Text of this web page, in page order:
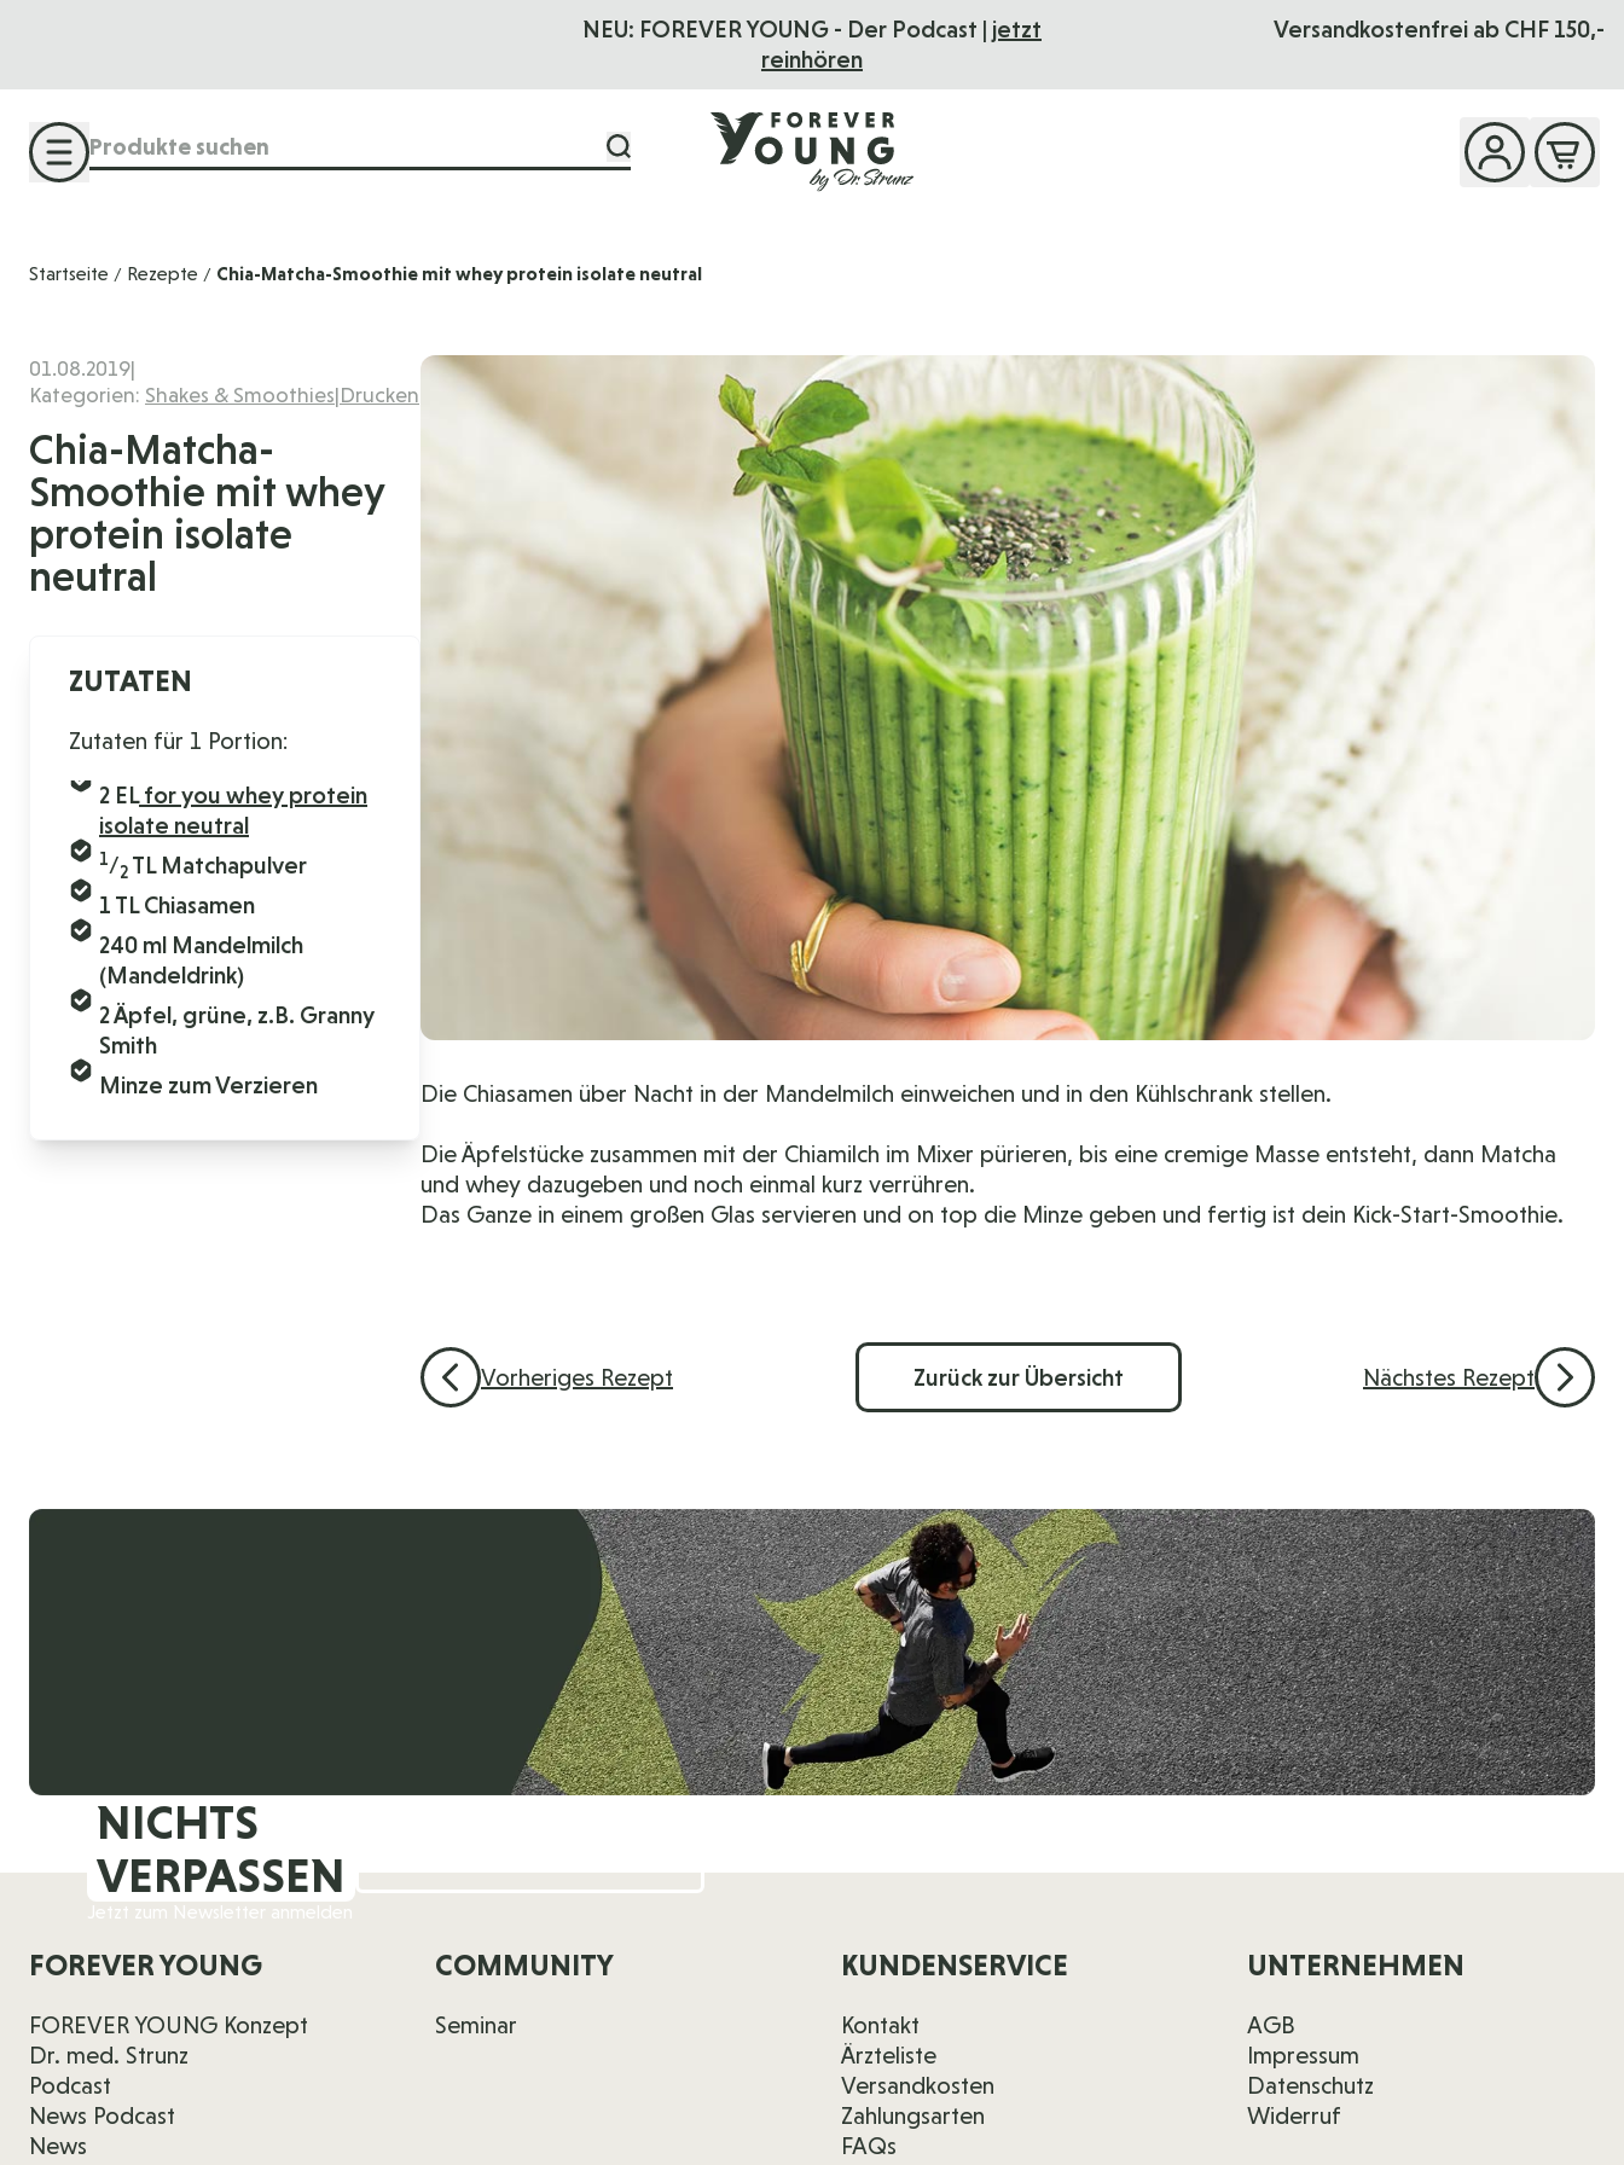
NEU: FOREVER YOUNG - Der Podcast | jetzt
reinhören
Versandkostenfrei ab CHF 150,-
Suche
Startseite / Rezepte / Chia-Matcha-Smoothie mit whey protein isolate neutral
01.08.2019|
Kategorien: Shakes & Smoothies|Drucken
Chia-Matcha-
Smoothie mit whey
protein isolate
neutral
ZUTATEN
Zutaten für 1 Portion:
2 ELfor you whey protein
isolate neutral
1/2 TL Matchapulver
1 TL Chiasamen
240 ml Mandelmilch
(Mandeldrink)
2 Äpfel, grüne, z.B. Granny
Smith
Minze zum Verzieren
Die Chiasamen über Nacht in der Mandelmilch einweichen und in den Kühlschrank stellen.
Die Äpfelstücke zusammen mit der Chiamilch im Mixer pürieren, bis eine cremige Masse entsteht, dann Matcha
und whey dazugeben und noch einmal kurz verrühren.
Das Ganze in einem großen Glas servieren und on top die Minze geben und fertig ist dein Kick-Start-Smoothie.
Vorheriges Rezept Zurück zur Übersicht Nächstes Rezept
NICHTS
VERPASSEN
Jetzt zum Newsletter anmelden
FOREVER YOUNG
FOREVER YOUNG Konzept
Dr. med. Strunz
Podcast
News Podcast
News
COMMUNITY
Seminar
KUNDENSERVICE
Kontakt
Ärzteliste
Versandkosten
Zahlungsarten
FAQs
UNTERNEHMEN
AGB
Impressum
Datenschutz
Widerruf